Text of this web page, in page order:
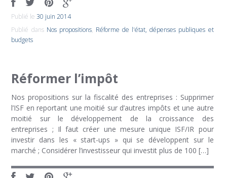
Publié le30 juin 2014
Publié dans Nos propositions, Réforme de l'état, dépenses publiques et
budgets
Réformer l’impôt
Nos propositions sur la fiscalité des entreprises : Supprimer
l’ISF en reportant une moitié sur d’autres impôts et une autre
moitié sur le développement de la croissance des
entreprises ; Il faut créer une mesure unique ISF/IR pour
investir dans les « start-ups » qui se développent sur le
marché ; Considérer l’investisseur qui investit plus de 100 […]